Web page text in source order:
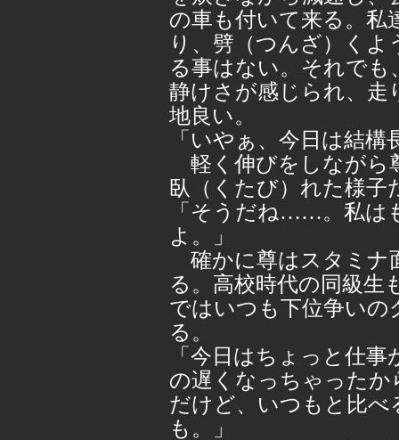
の車も付いて来る。私
り、劈（つんざ）く
る事はない。それで
静けさが感じられ、走
地良い。
「いやぁ、今日は結
軽く伸びをしながら
臥（くたび）れた様子
「そうだね……。私は
よ。」
確かに尊はスタミナ
る。高校時代の同級生
ではいつも下位争いの
る。
「今日はちょっと仕
の遅くなっちゃった
だけど、いつもと比
も。」